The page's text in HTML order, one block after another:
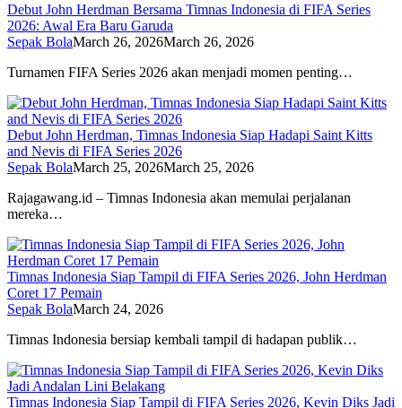
Debut John Herdman Bersama Timnas Indonesia di FIFA Series
2026: Awal Era Baru Garuda
Sepak BolaMarch 26, 2026March 26, 2026
Turnamen FIFA Series 2026 akan menjadi momen penting…
Debut John Herdman, Timnas Indonesia Siap Hadapi Saint Kitts
and Nevis di FIFA Series 2026
Sepak BolaMarch 25, 2026March 25, 2026
Rajagawang.id – Timnas Indonesia akan memulai perjalanan
mereka…
Timnas Indonesia Siap Tampil di FIFA Series 2026, John Herdman
Coret 17 Pemain
Sepak BolaMarch 24, 2026
Timnas Indonesia bersiap kembali tampil di hadapan publik…
Timnas Indonesia Siap Tampil di FIFA Series 2026, Kevin Diks Jadi